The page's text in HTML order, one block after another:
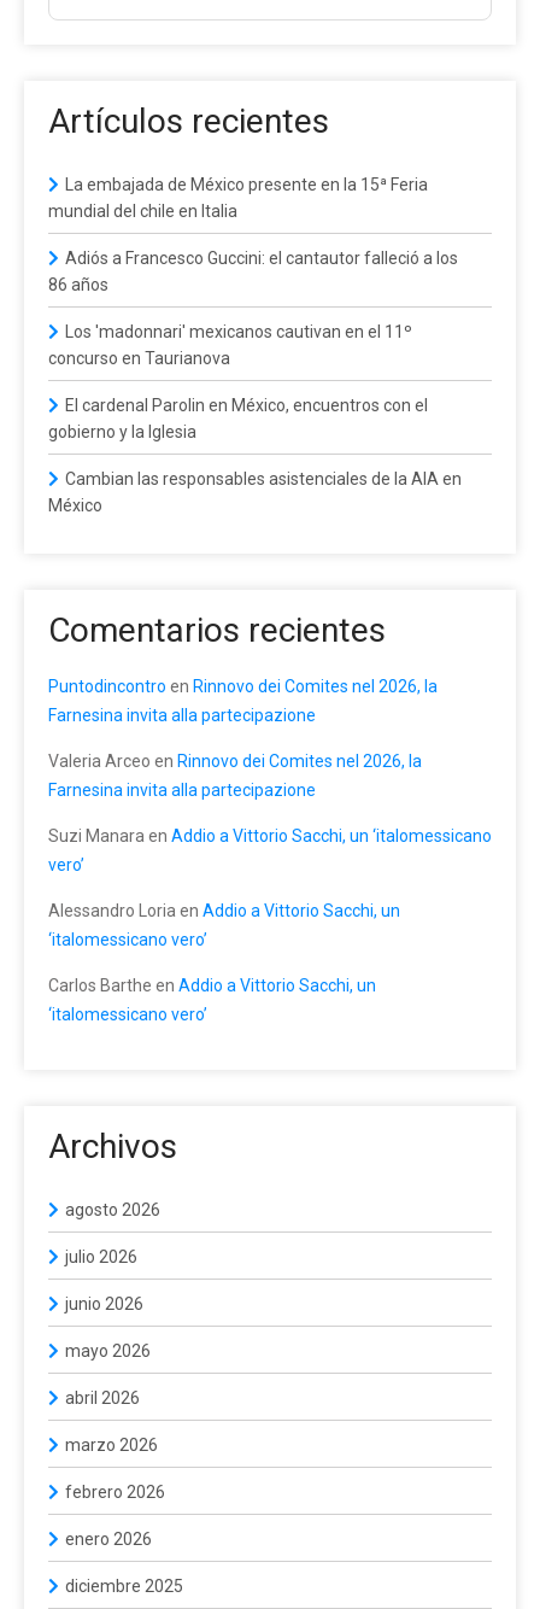
Artículos recientes
La embajada de México presente en la 15ª Feria
mundial del chile en Italia
Adiós a Francesco Guccini: el cantautor falleció a los
86 años
Los 'madonnari' mexicanos cautivan en el 11º
concurso en Taurianova
El cardenal Parolin en México, encuentros con el
gobierno y la Iglesia
Cambian las responsables asistenciales de la AIA en
México
Comentarios recientes
Puntodincontro en Rinnovo dei Comites nel 2026, la
Farnesina invita alla partecipazione
Valeria Arceo en Rinnovo dei Comites nel 2026, la
Farnesina invita alla partecipazione
Suzi Manara en Addio a Vittorio Sacchi, un ‘italomessicano
vero’
Alessandro Loria en Addio a Vittorio Sacchi, un
‘italomessicano vero’
Carlos Barthe en Addio a Vittorio Sacchi, un
‘italomessicano vero’
Archivos
agosto 2026
julio 2026
junio 2026
mayo 2026
abril 2026
marzo 2026
febrero 2026
enero 2026
diciembre 2025